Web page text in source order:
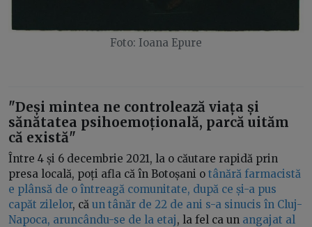
Foto: Ioana Epure
"Deși mintea ne controlează viața și
sănătatea psihoemoțională, parcă uităm
că există"
Între 4 și 6 decembrie 2021, la o căutare rapidă prin
presa locală, poți afla că în Botoșani o tânără farmacistă
e plânsă de o întreagă comunitate, după ce și-a pus
capăt zilelor, că un tânăr de 22 de ani s-a sinucis în Cluj-
Napoca, aruncându-se de la etaj, la fel ca un angajat al